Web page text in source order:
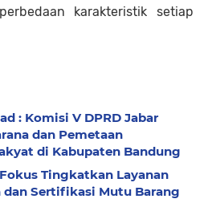
karakteristik setiap
: Komisi V DPRD Jabar
dan Pemetaan
di Kabupaten Bandung
Tingkatkan Layanan
dan Sertifikasi Mutu Barang